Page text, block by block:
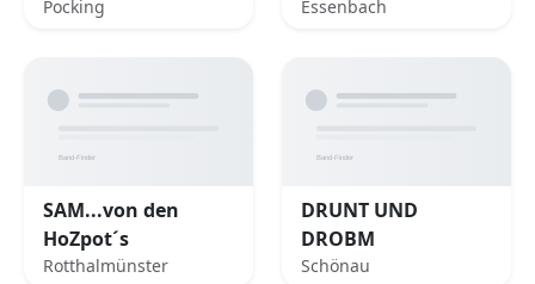
Pocking Essenbach
SAM...von den
HoZpot´s
Rotthalmünster
DRUNT UND
DROBM
Schönau